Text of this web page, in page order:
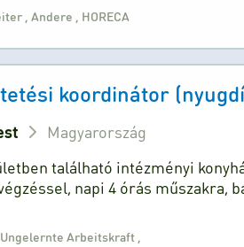
Andere HORECA
koordinátor
Magyarország
található intézményi
napi 4 órás műszakra,
Ungelernte Arbeitskraft